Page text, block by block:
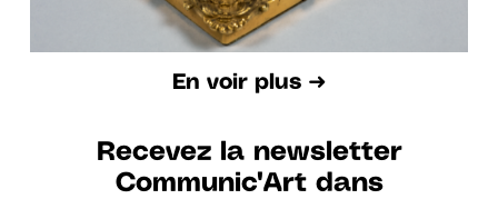
En voir plus ➜
Recevez la newsletter
Communic'Art dans